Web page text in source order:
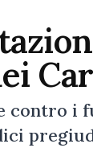
contro i